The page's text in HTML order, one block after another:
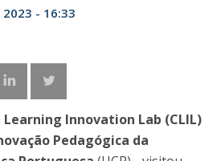
- 16:33
Learning Innovation Lab (CLIL)
Pedagógica da